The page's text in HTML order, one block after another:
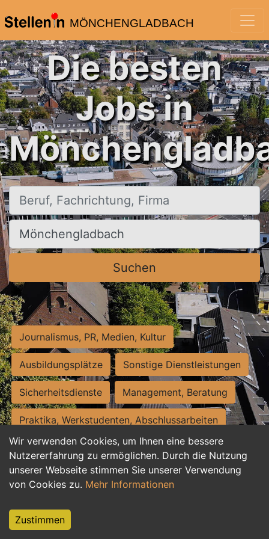
MÖNCHENGLADBACH
Wir verwenden Cookies, um Ihnen eine bessere
Nutzererfahrung zu ermöglichen. Durch die Nutzung
unserer Webseite stimmen Sie unserer Verwendung
von Cookies zu. Mehr Informationen
Zustimmen
Die besten
Jobs in
Beruf, Fachrichtung, Firma
Ort, Stadt
Suchen
Journalismus, PR, Medien, Kultur
Ausbildungsplätze Sonstige Dienstleistungen
Sicherheitsdienste Management, Beratung
Praktika, Werkstudenten, Abschlussarbeiten
Personalwesen Assistenz, Sekretariat
Hilfskräfte, Aushilfs- und Nebenjobs
Weiterbildung, Studium, duale Ausbildung